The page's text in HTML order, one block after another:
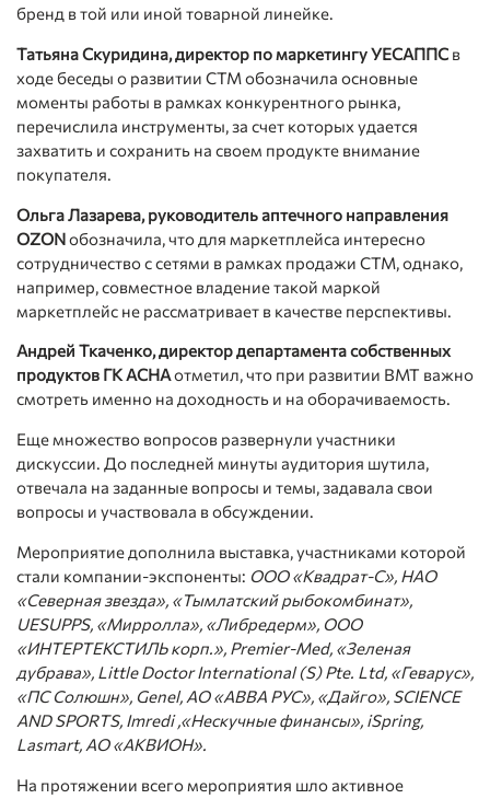
бренд в той или иной товарной линейке.
Татьяна Скуридина, директор по маркетингу УЕСАППС в
ходе беседы о развитии СТМ обозначила основные
моменты работы в рамках конкурентного рынка,
перечислила инструменты, за счет которых удается
захватить и сохранить на своем продукте внимание
покупателя.
Ольга Лазарева, руководитель аптечного направления
OZONобозначила, что для маркетплейса интересно
сотрудничество с сетями в рамках продажи СТМ, однако,
например, совместное владение такой маркой
маркетплейс не рассматривает в качестве перспективы.
Андрей Ткаченко, директор департамента собственных
продуктов ГК АСНАотметил, что при развитии ВМТ важно
смотреть именно на доходность и на оборачиваемость.
Еще множество вопросов развернули участники
дискуссии. До последней минуты аудитория шутила,
отвечала на заданные вопросы и темы, задавала свои
вопросы и участвовала в обсуждении.
Мероприятие дополнила выставка, участниками которой
стали компании-экспоненты: ООО «Квадрат-С», НАО
«Северная звезда», «Тымлатский рыбокомбинат»,
UESUPPS, «Мирролла», «Либредерм», ООО
«ИНТЕРТЕКСТИЛЬ корп.», Premier-Med, «Зеленая
дубрава», Little Doctor International (S) Pte. Ltd, «Геварус»,
«ПС Солюшн», Genel, АО «АВВА РУС», «Дайго», SCIENCE
AND SPORTS, Imredi ,«Нескучные финансы», iSpring,
Lasmart, АО «АКВИОН».
На протяжении всего мероприятия шло активное